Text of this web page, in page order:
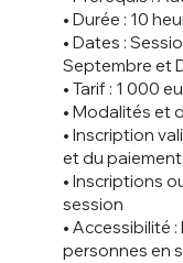
• Durée : 10
• Dates :
Septembre et
• Tarif : 1 000
• Modalités et
• Inscription
et du
• Inscriptions
session
• Accessibilité
personnes en